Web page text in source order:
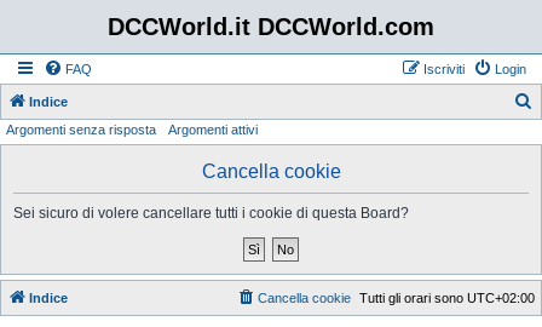
DCCWorld.it DCCWorld.com
FAQ Login
Iscriviti
Indice
Argomenti senza risposta Argomenti attivi
Cancella cookie
Sei sicuro di volere cancellare tutti i cookie di questa Board?
Indice Tutti gli orari sono UTC+02:00
Cancella cookie